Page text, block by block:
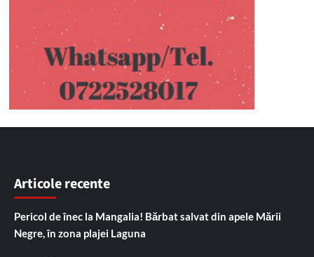
Articole recente
Pericol de înec la Mangalia! Bărbat salvat din apele Mării
Negre, în zona plajei Laguna